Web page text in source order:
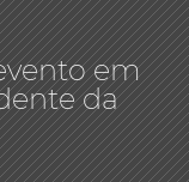
em
da